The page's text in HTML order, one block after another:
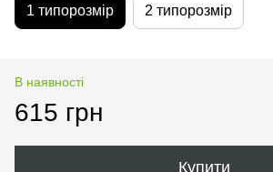
1 типорозмір 2 типорозмір
В наявності
615 грн
Купити